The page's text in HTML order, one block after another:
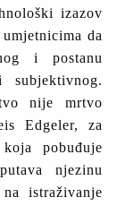
izazov
da
i postanu
subjektivnog.
nije mrtvo
Edgeler, za
pobuđuje
njezinu
istraživanje